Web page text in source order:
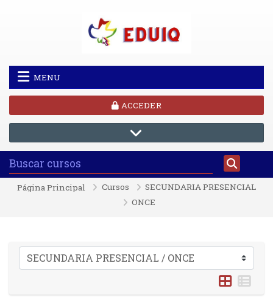
MENU
ACCEDER
Página Principal Cursos
SECUNDARIA PRESENCIAL
ONCE
Categorías de curso